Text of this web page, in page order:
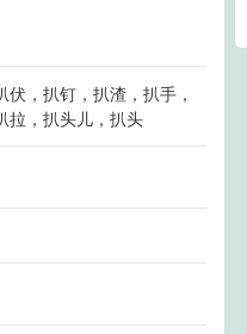
，扒钉，扒渣，扒手，
拉，扒头儿，扒头